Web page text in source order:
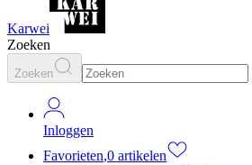
Karwei
Zoeken
Zoeken
Inloggen
Favorieten,0 artikelen